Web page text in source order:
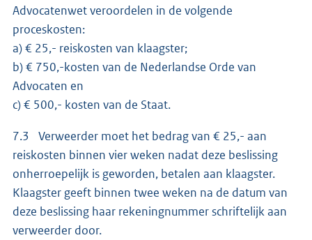
Advocatenwet veroordelen in de volgende
proceskosten:
a) € 25,- reiskosten van klaagster;
b) € 750,-kosten van de Nederlandse Orde van
Advocaten en
c) € 500,- kosten van de Staat.
7.3 Verweerder moet het bedrag van € 25,- aan
reiskosten binnen vier weken nadat deze beslissing
onherroepelijk is geworden, betalen aan klaagster.
Klaagster geeft binnen twee weken na de datum van
deze beslissing haar rekeningnummer schriftelijk aan
verweerder door.